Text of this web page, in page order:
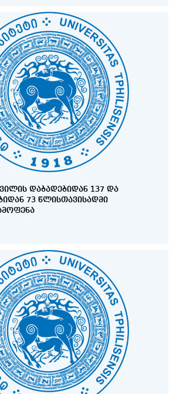
ᲓᲐᲑᲐᲓᲔᲑᲘᲓᲐᲜ 137 ᲓᲐ
73 ᲬᲚᲘᲡᲗᲐᲕᲘᲡᲐᲓᲛᲘ